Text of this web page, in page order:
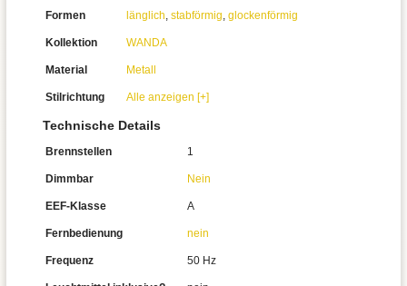
Formen länglich, stabförmig, glockenförmig
Kollektion WANDA
Material Metall
Stilrichtung Alle anzeigen [+]
Technische Details
Brennstellen 1
Dimmbar Nein
EEF-Klasse A
Fernbedienung nein
Frequenz 50 Hz